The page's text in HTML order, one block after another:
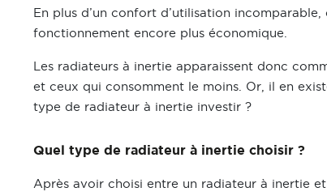
En plus d’un confort d’utilisation
fonctionnement encore plus économique.
Les radiateurs à inertie apparaissent donc
et ceux qui consomment le moins. Or, il en
type de radiateur à inertie investir ?
Quel type de radiateur à inertie choisir ?
Après avoir choisi entre un radiateur à inertie